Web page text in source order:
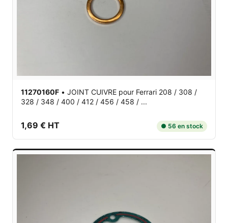
11270160F • JOINT CUIVRE pour Ferrari 208 / 308 /
328 / 348 / 400 / 412 / 456 / 458 / ...
1,69 € HT ● 56 en stock